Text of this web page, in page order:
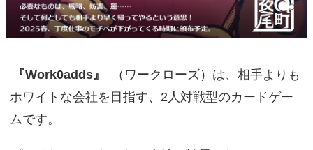
『Work0adds』
（ワークローズ）は、相手よりも
ホワイトな会社を目指す、2人対戦型のカードゲー
ムです。